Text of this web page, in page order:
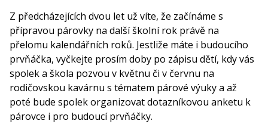
Z předcházejících dvou let už víte, že začínáme s
přípravou párovky na další školní rok právě na
přelomu kalendářních roků. Jestliže máte i budoucího
prvňáčka, vyčkejte prosím doby po zápisu dětí, kdy vás
spolek a škola pozvou v květnu či v červnu na
rodičovskou kavárnu s tématem párové výuky a až
poté bude spolek organizovat dotazníkovou anketu k
párovce i pro budoucí prvňáčky.